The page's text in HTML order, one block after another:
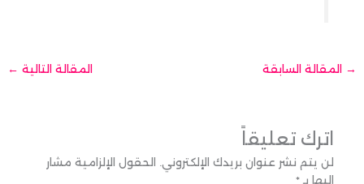
→ المقالة السابقة المقالة التالية ←
اترك تعليقاً
لن يتم نشر عنوان بريدك الإلكتروني. الحقول الإلزامية مشار
إليها بـ *